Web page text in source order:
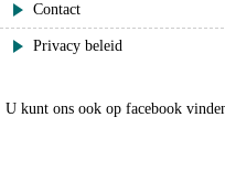
Contact
Privacy beleid
U kunt ons ook op facebook